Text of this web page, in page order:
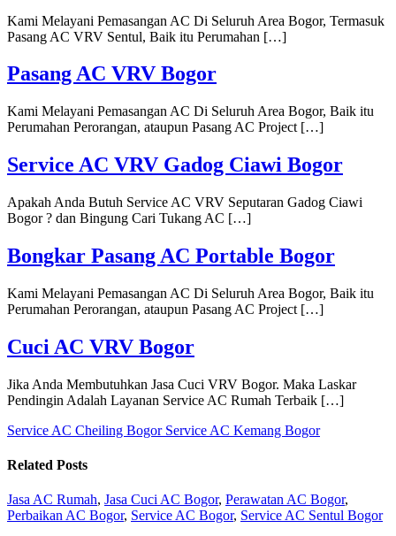
Kami Melayani Pemasangan AC Di Seluruh Area Bogor, Termasuk
Pasang AC VRV Sentul, Baik itu Perumahan […]
Pasang AC VRV Bogor
Kami Melayani Pemasangan AC Di Seluruh Area Bogor, Baik itu
Perumahan Perorangan, ataupun Pasang AC Project […]
Service AC VRV Gadog Ciawi Bogor
Apakah Anda Butuh Service AC VRV Seputaran Gadog Ciawi
Bogor ? dan Bingung Cari Tukang AC […]
Bongkar Pasang AC Portable Bogor
Kami Melayani Pemasangan AC Di Seluruh Area Bogor, Baik itu
Perumahan Perorangan, ataupun Pasang AC Project […]
Cuci AC VRV Bogor
Jika Anda Membutuhkan Jasa Cuci VRV Bogor. Maka Laskar
Pendingin Adalah Layanan Service AC Rumah Terbaik […]
Service AC Cheiling BogorService AC Kemang Bogor
Related Posts
Jasa AC Rumah, Jasa Cuci AC Bogor, Perawatan AC Bogor,
Perbaikan AC Bogor, Service AC Bogor, Service AC Sentul Bogor